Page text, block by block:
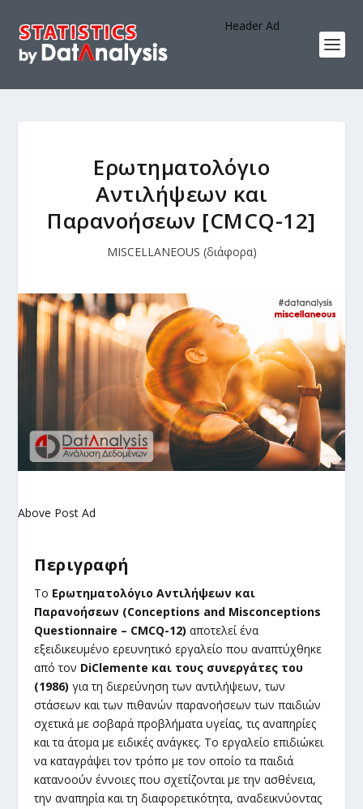
Header Ad
Ερωτηματολόγιο
Αντιλήψεων και
Παρανοήσεων [CMCQ-12]
MISCELLANEOUS (διάφορα)
Above Post Ad
Περιγραφή
Το Ερωτηματολόγιο Αντιλήψεων και
Παρανοήσεων (Conceptions and Misconceptions
Questionnaire – CMCQ-12) αποτελεί ένα
εξειδικευμένο ερευνητικό εργαλείο που αναπτύχθηκε
από τον DiClemente και τους συνεργάτες του
(1986) για τη διερεύνηση των αντιλήψεων, των
στάσεων και των πιθανών παρανοήσεων των παιδιών
σχετικά με σοβαρά προβλήματα υγείας, τις αναπηρίες
και τα άτομα με ειδικές ανάγκες. Το εργαλείο επιδιώκει
να καταγράψει τον τρόπο με τον οποίο τα παιδιά
κατανοούν έννοιες που σχετίζονται με την ασθένεια,
την αναπηρία και τη διαφορετικότητα, αναδεικνύοντας